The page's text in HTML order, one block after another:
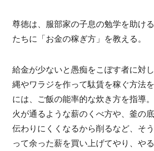
尊徳は、服部家の子息の勉学を助け
たちに「お金の稼ぎ方」を教える。
給金が少ないと愚痴をこぼす者に対
縄やワラジを作って駄賃を稼ぐ方法
には、ご飯の能率的な炊き方を指導
火が通るような薪のくべ方や、釜の
伝わりにくくなるから削るなど、そ
って余った薪を買い上げてやり、や